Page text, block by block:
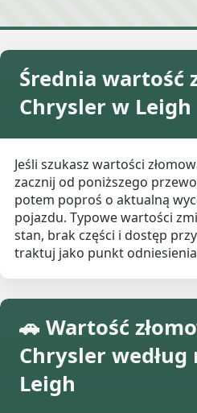
Średnia wartość
Chrysler w Leigh
Jeśli szukasz wartości
zacznij od poniższego
potem poproś o aktualną
pojazdu. Typowe wartości
stan, brak części i dostęp
traktuj jako punkt
🚗 Wartość
Chrysler
Leigh